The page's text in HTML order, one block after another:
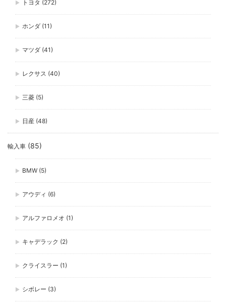
トヨタ (272)
ホンダ (11)
マツダ (41)
レクサス (40)
三菱 (5)
日産 (48)
輸入車 (85)
BMW (5)
アウディ (6)
アルファロメオ (1)
キャデラック (2)
クライスラー (1)
シボレー (3)